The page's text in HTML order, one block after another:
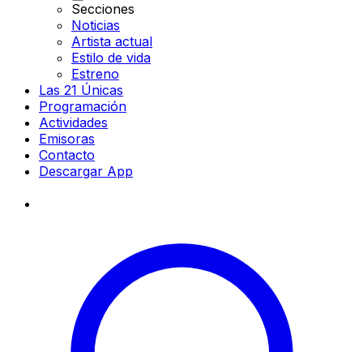
Secciones
Noticias
Artista actual
Estilo de vida
Estreno
Las 21 Únicas
Programación
Actividades
Emisoras
Contacto
Descargar App